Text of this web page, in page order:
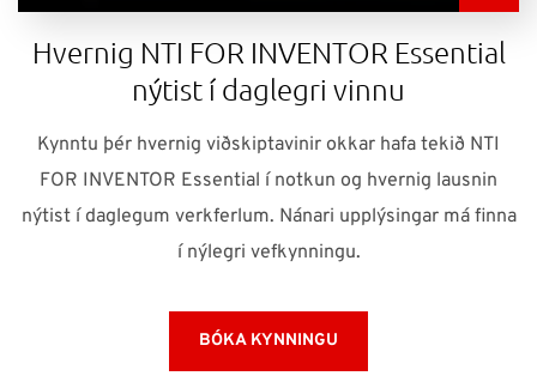
Hvernig NTI FOR INVENTOR Essential
nýtist í daglegri vinnu
Kynntu þér hvernig viðskiptavinir okkar hafa tekið NTI
FOR INVENTOR Essential í notkun og hvernig lausnin
nýtist í daglegum verkferlum. Nánari upplýsingar má finna
í nýlegri vefkynningu.
BÓKA KYNNINGU